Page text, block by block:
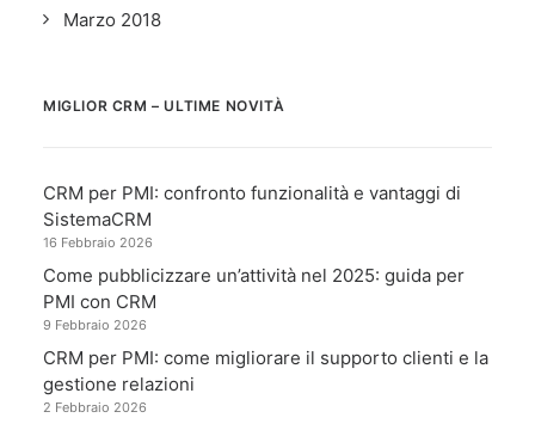
Marzo 2018
MIGLIOR CRM – ULTIME NOVITÀ
CRM per PMI: confronto funzionalità e vantaggi di
SistemaCRM
16 Febbraio 2026
Come pubblicizzare un’attività nel 2025: guida per
PMI con CRM
9 Febbraio 2026
CRM per PMI: come migliorare il supporto clienti e la
gestione relazioni
2 Febbraio 2026